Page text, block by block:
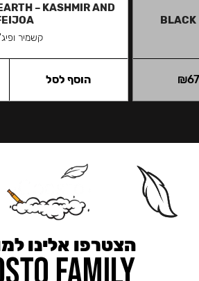
BLACK
₪
– KASHMIR AND
קשמיר
הוסף לסל
הצטרפו אלינו